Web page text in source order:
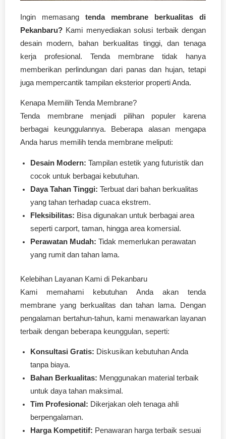
Ingin memasang tenda membrane berkualitas di
Pekanbaru? Kami menyediakan solusi terbaik dengan
desain modern, bahan berkualitas tinggi, dan tenaga
kerja profesional. Tenda membrane tidak hanya
memberikan perlindungan dari panas dan hujan, tetapi
juga mempercantik tampilan eksterior properti Anda.
Kenapa Memilih Tenda Membrane?
Tenda membrane menjadi pilihan populer karena
berbagai keunggulannya. Beberapa alasan mengapa
Anda harus memilih tenda membrane meliputi:
Desain Modern: Tampilan estetik yang futuristik dan
cocok untuk berbagai kebutuhan.
Daya Tahan Tinggi: Terbuat dari bahan berkualitas
yang tahan terhadap cuaca ekstrem.
Fleksibilitas: Bisa digunakan untuk berbagai area
seperti carport, taman, hingga area komersial.
Perawatan Mudah: Tidak memerlukan perawatan
yang rumit dan tahan lama.
Kelebihan Layanan Kami di Pekanbaru
Kami memahami kebutuhan Anda akan tenda
membrane yang berkualitas dan tahan lama. Dengan
pengalaman bertahun-tahun, kami menawarkan layanan
terbaik dengan beberapa keunggulan, seperti:
Konsultasi Gratis: Diskusikan kebutuhan Anda
tanpa biaya.
Bahan Berkualitas: Menggunakan material terbaik
untuk daya tahan maksimal.
Tim Profesional: Dikerjakan oleh tenaga ahli
berpengalaman.
Harga Kompetitif: Penawaran harga terbaik sesuai